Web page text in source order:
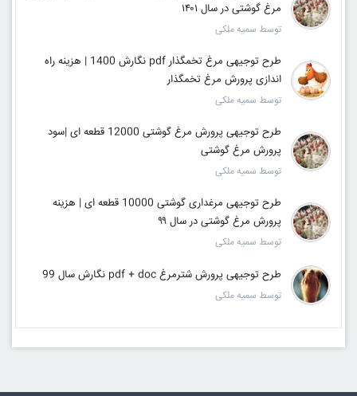
مرغ گوشتی در سال ۱۴۰۱
توسط سمیه ملکی
طرح توجیهی مرغ تخمگذار pdf نگارش 1400 | هزینه راه
اندازی پرورش مرغ تخمگذار
توسط سمیه ملکی
طرح توجیهی پرورش مرغ گوشتی 12000 قطعه ای |سود
پرورش مرغ گوشتی
توسط سمیه ملکی
طرح توجیهی مرغداری گوشتی 10000 قطعه ای | هزینه
پرورش مرغ گوشتی در سال ۹۹
توسط سمیه ملکی
طرح توجیهی پرورش شترمرغ pdf + doc نگارش سال 99
توسط سمیه ملکی